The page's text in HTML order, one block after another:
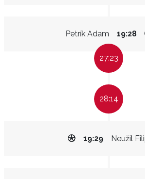
Petrík Adam 19:28
27:23
28:14
Neužil
19:29